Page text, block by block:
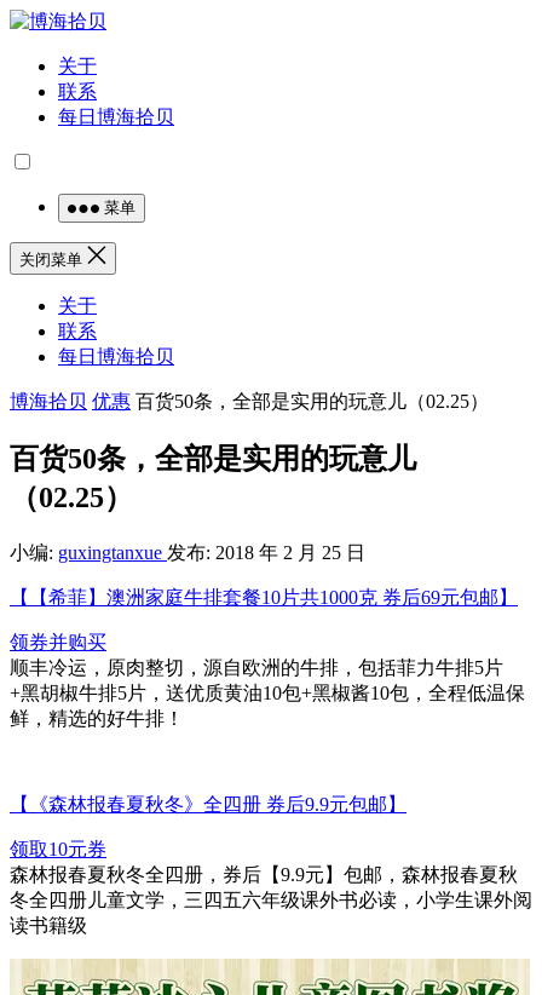
关于
联系
每日博海拾贝
菜单
关闭菜单
关于
联系
每日博海拾贝
博海拾贝 优惠 百货50条，全部是实用的玩意儿（02.25）
百货50条，全部是实用的玩意儿
（02.25）
小编: guxingtanxue 发布: 2018 年 2 月 25 日
【【希菲】澳洲家庭牛排套餐10片共1000克 券后69元包邮】
领券并购买
顺丰冷运，原肉整切，源自欧洲的牛排，包括菲力牛排5片
+黑胡椒牛排5片，送优质黄油10包+黑椒酱10包，全程低温保
鲜，精选的好牛排！
【《森林报春夏秋冬》全四册 券后9.9元包邮】
领取10元券
森林报春夏秋冬全四册，券后【9.9元】包邮，森林报春夏秋
冬全四册儿童文学，三四五六年级课外书必读，小学生课外阅
读书籍级